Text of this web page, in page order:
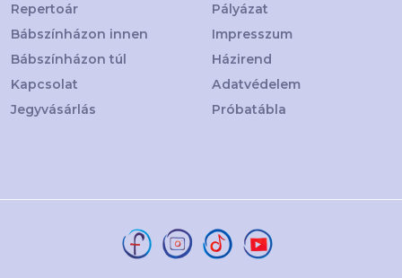
Repertoár
Bábszínházon innen
Bábszínházon túl
Kapcsolat
Jegyvásárlás
Pályázat
Impresszum
Házirend
Adatvédelem
Próbatábla